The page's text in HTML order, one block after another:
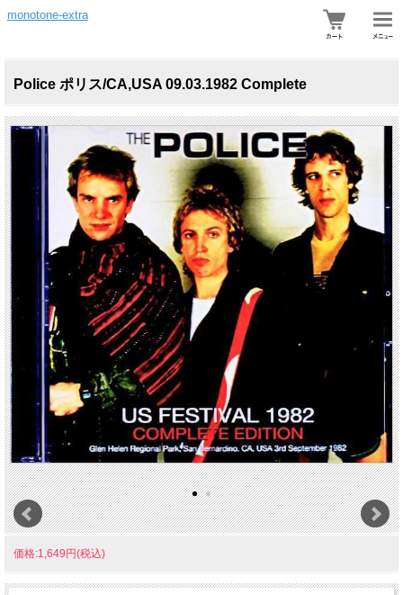
monotone-extra
Police ポリス/CA,USA 09.03.1982 Complete
価格:1,649円(税込)